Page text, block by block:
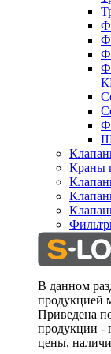
Краны
В данном
продукцией
Приведена
продукции -
цены,